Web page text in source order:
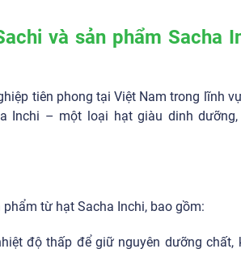
và sản phẩm Sacha
tiên phong tại Việt Nam trong lĩnh
Inchi – một loại hạt giàu dinh
từ hạt Sacha Inchi, bao gồm:
độ thấp để giữ nguyên dưỡng chất,